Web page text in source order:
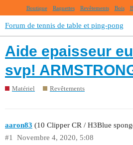
Boutique Raquettes Revêtements Bois
Forum de tennis de table et ping-pong
Aide epaisseur
svp!
Matériel Revêtements
aaron83 (10 Clipper CR / H3Blue
Novembre 4, 2020, 5:08
#1